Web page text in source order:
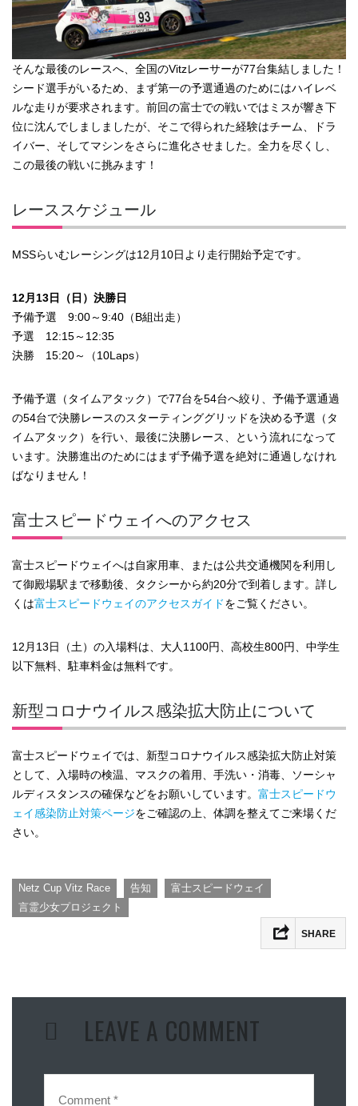
そんな最後のレースへ、全国のVitzレーサーが77台集結しました！
シード選手がいるため、まず第一の予選通過のためにはハイレベ
ルな走りが要求されます。前回の富士での戦いではミスが響き下
位に沈んでしましましたが、そこで得られた経験はチーム、ドラ
イバー、そしてマシンをさらに進化させました。全力を尽くし、
この最後の戦いに挑みます！
レーススケジュール
MSSらいむレーシングは12月10日より走行開始予定です。
12月13日（日）決勝日
予備予選 9:00～9:40（B組出走）
予選 12:15～12:35
決勝 15:20～（10Laps）
予備予選（タイムアタック）で77台を54台へ絞り、予備予選通過
の54台で決勝レースのスターティンググリッドを決める予選（タ
イムアタック）を行い、最後に決勝レース、という流れになって
います。決勝進出のためにはまず予備予選を絶対に通過しなけれ
ばなりません！
富士スピードウェイへのアクセス
富士スピードウェイへは自家用車、または公共交通機関を利用し
て御殿場駅まで移動後、タクシーから約20分で到着します。詳し
くは富士スピードウェイのアクセスガイドをご覧ください。
12月13日（土）の入場料は、大人1100円、高校生800円、中学生
以下無料、駐車料金は無料です。
新型コロナウイルス感染拡大防止について
富士スピードウェイでは、新型コロナウイルス感染拡大防止対策
として、入場時の検温、マスクの着用、手洗い・消毒、ソーシャ
ルディスタンスの確保などをお願いしています。 富士スピードウ
ェイ感染防止対策ページをご確認の上、体調を整えてご来場くだ
さい。
Netz Cup Vitz Race 告知 富士スピードウェイ
言霊少女プロジェクト
SHARE
Twitter
LEAVE A COMMENT